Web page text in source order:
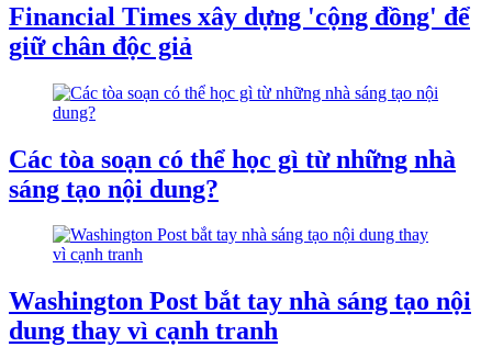
Financial Times xây dựng 'cộng đồng' để
giữ chân độc giả
Các tòa soạn có thể học gì từ những nhà
sáng tạo nội dung?
Washington Post bắt tay nhà sáng tạo nội
dung thay vì cạnh tranh